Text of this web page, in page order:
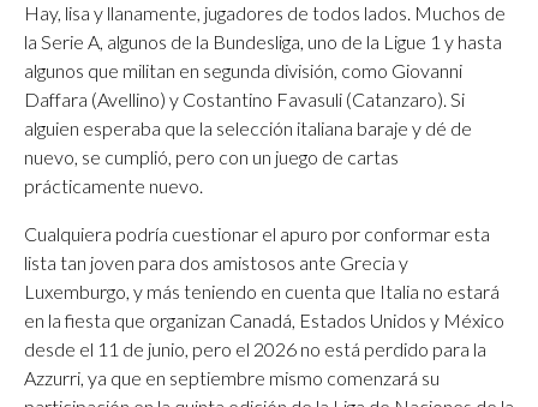
Hay, lisa y llanamente, jugadores de todos lados. Muchos de
la Serie A, algunos de la Bundesliga, uno de la Ligue 1 y hasta
algunos que militan en segunda división, como Giovanni
Daffara (Avellino) y Costantino Favasuli (Catanzaro). Si
alguien esperaba que la selección italiana baraje y dé de
nuevo, se cumplió, pero con un juego de cartas
prácticamente nuevo.
Cualquiera podría cuestionar el apuro por conformar esta
lista tan joven para dos amistosos ante Grecia y
Luxemburgo, y más teniendo en cuenta que Italia no estará
en la fiesta que organizan Canadá, Estados Unidos y México
desde el 11 de junio, pero el 2026 no está perdido para la
Azzurri, ya que en septiembre mismo comenzará su